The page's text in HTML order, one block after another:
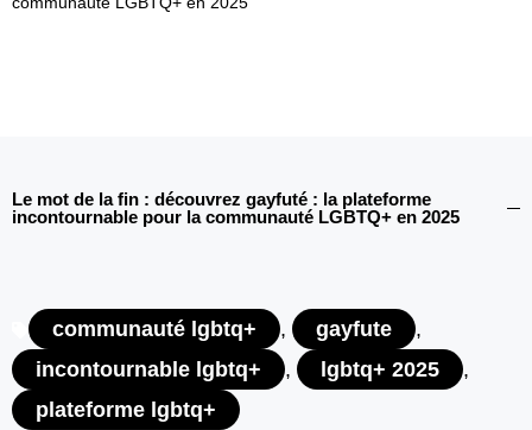
Le mot de la fin : découvrez gayfuté : la plateforme
incontournable pour la communauté LGBTQ+ en 2025
communauté lgbtq+ , gayfute
,
incontournable lgbtq+
, lgbtq+ 2025
,
plateforme lgbtq+